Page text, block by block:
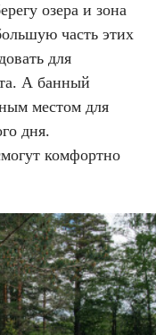
озера и зона
часть этих
для
А банный
местом для
дня.
комфортно